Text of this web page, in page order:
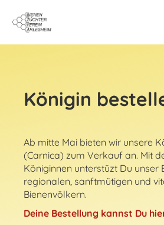
Königin
Ab mitte Mai bieten wir unsere
(Carnica) zum Verkauf an. Mit
Königinnen unterstüzt Du unser
regionalen, sanftmütigen und
Bienenvölkern.
Deine Bestellung kannst Du